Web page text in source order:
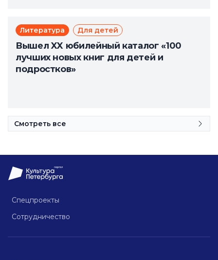
Литература Для детей
Вышел XX юбилейный каталог «100
лучших новых книг для детей и
подростков»
Смотреть все
Спецпроекты
Сотрудничество